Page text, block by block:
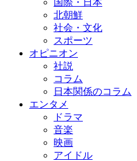
北朝鮮
社会・文化
スポーツ
オピニオン
社説
コラム
日本関係のコラム
エンタメ
ドラマ
音楽
映画
アイドル